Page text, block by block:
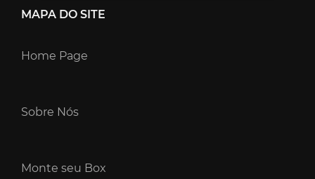
MAPA DO SITE
Home Page
Sobre Nós
Monte seu Box